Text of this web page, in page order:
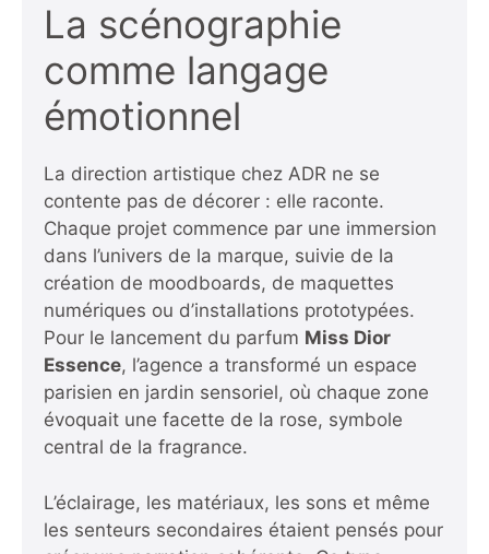
La scénographie
comme langage
émotionnel
La direction artistique chez ADR ne se
contente pas de décorer : elle raconte.
Chaque projet commence par une immersion
dans l’univers de la marque, suivie de la
création de moodboards, de maquettes
numériques ou d’installations prototypées.
Pour le lancement du parfum Miss Dior
Essence, l’agence a transformé un espace
parisien en jardin sensoriel, où chaque zone
évoquait une facette de la rose, symbole
central de la fragrance.
L’éclairage, les matériaux, les sons et même
les senteurs secondaires étaient pensés pour